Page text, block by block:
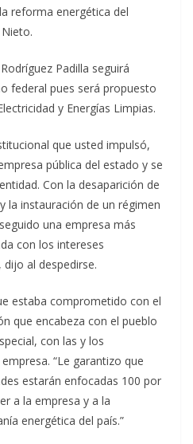
reforma energética del
Padilla seguirá
federal pues será propuesto
y Energías Limpias.
que usted impulsó,
pública del estado y se
Con la desaparición de
la instauración de un régimen
una empresa más
con los intereses
al despedirse.
estaba comprometido con el
que encabeza con el pueblo
con las y los
“Le garantizo que
estarán enfocadas 100 por
a la empresa y a la
energética del país.”